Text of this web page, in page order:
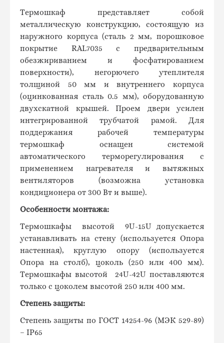
Термошкаф представляет собой
металлическую конструкцию, состоящую из
наружного корпуса (сталь 2 мм, порошковое
покрытие RAL7035 с предварительным
обезжириванием и фосфатированием
поверхности), негорючего утеплителя
толщиной 50 мм и внутреннего корпуса
(оцинкованная сталь 0.5 мм), оборудованную
двухскатной крышей. Проем двери усилен
интегрированной трубчатой рамой. Для
поддержания рабочей температуры
термошкаф оснащен системой
автоматического терморегулирования с
применением нагревателя и вытяжных
вентиляторов (возможна установка
кондиционера от 300 Вт и выше).
Особенности монтажа:
Термошкафы высотой 9U-15U допускается
устанавливать на стену (используется Опора
настенная), круглую опору (используется
Опора на столб), цоколь (250 или 400 мм).
Термошкафы высотой 24U-42U поставляются
только с цоколем высотой 250 или 400 мм.
Степень защиты:
Степень защиты по ГОСТ 14254-96 (МЭК 529-89)
– IP65